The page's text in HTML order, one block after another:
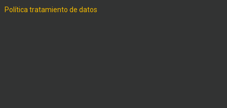
Política tratamiento de datos